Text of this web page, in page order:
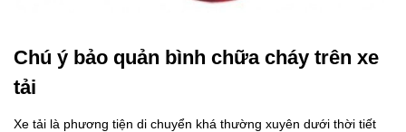
Chú ý bảo quản bình chữa cháy trên xe
tải
Xe tải là phương tiện di chuyển khá thường xuyên dưới thời tiết